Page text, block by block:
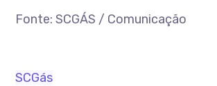
Fonte: SCGÁS / Comunicação
SCGás